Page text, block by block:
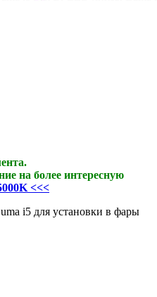
на более интересную
<<<
i5 для установки в фары